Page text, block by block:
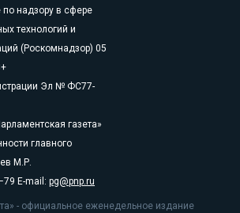
надзору в сфере
технологий и
(Роскомнадзор) 05
Эл № ФС77-
газета»
главного
М.Р.
E-mail: pg@pnp.ru
- официальное еженедельное издание